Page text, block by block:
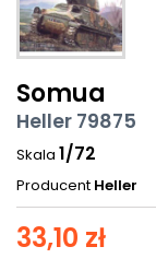
Somua
Heller 79875
Skala 1/72
Producent Heller
33,10 zł